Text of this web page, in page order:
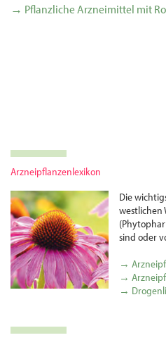
→ Pflanzliche Arzneimittel mit
Arzneipflanzenlexikon
Die
westlichen
sind oder
→
→
→